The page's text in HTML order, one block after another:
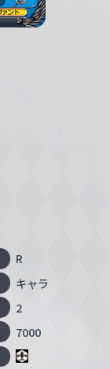
R
キャラ
2
7000